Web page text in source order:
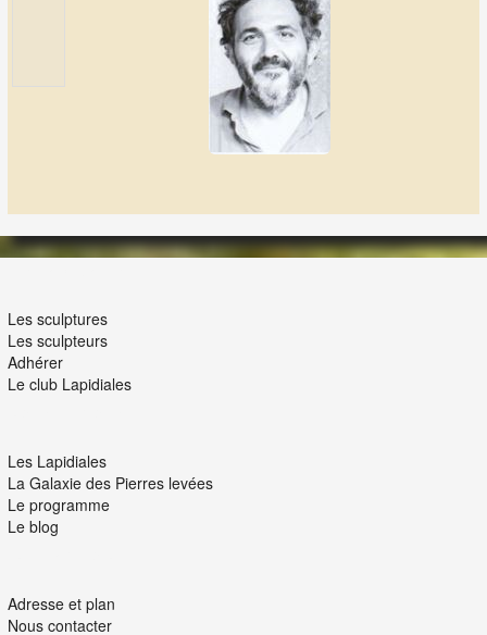
Les sculptures
Les sculpteurs
Adhérer
Le club Lapidiales
Les Lapidiales
La Galaxie des Pierres levées
Le programme
Le blog
Adresse et plan
Nous contacter